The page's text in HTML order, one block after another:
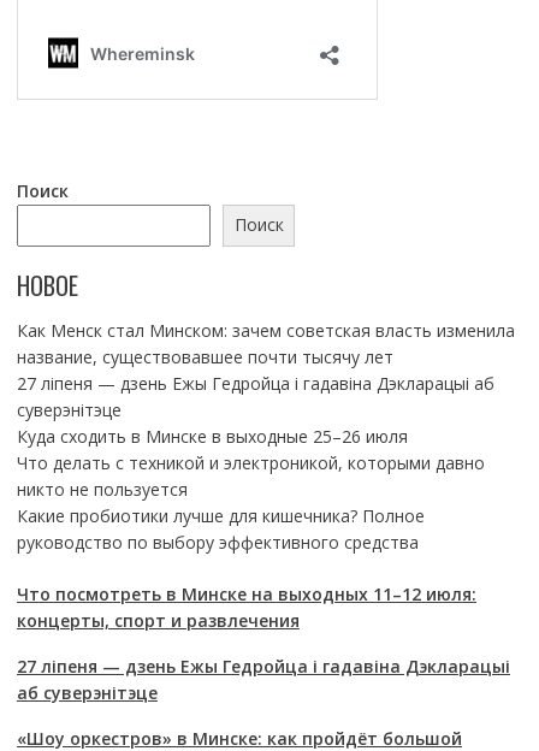
Поиск
Поиск
НОВОЕ
Как Менск стал Минском: зачем советская власть изменила
название, существовавшее почти тысячу лет
27 ліпеня — дзень Ежы Гедройца і гадавіна Дэкларацыі аб
суверэнітэце
Куда сходить в Минске в выходные 25–26 июля
Что делать с техникой и электроникой, которыми давно
никто не пользуется
Какие пробиотики лучше для кишечника? Полное
руководство по выбору эффективного средства
Что посмотреть в Минске на выходных 11–12 июля:
концерты, спорт и развлечения
27 ліпеня — дзень Ежы Гедройца і гадавіна Дэкларацыі
аб суверэнітэце
«Шоу оркестров» в Минске: как пройдёт большой